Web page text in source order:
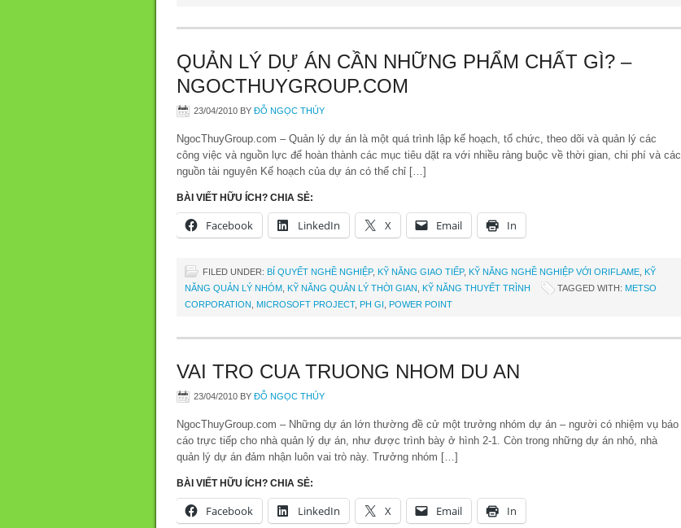
QUẢN LÝ DỰ ÁN CẦN NHỮNG PHẨM CHẤT GÌ? –
NGOCTHUYGROUP.COM
23/04/2010 BY ĐỖ NGỌC THÚY
NgocThuyGroup.com – Quản lý dự án là một quá trình lập kế hoạch, tổ chức, theo dõi và quản lý các
công việc và nguồn lực để hoàn thành các mục tiêu dặt ra với nhiều ràng buộc về thời gian, chi phí và các
nguồn tài nguyên Kế hoạch của dự án có thể chỉ […]
BÀI VIẾT HỮU ÍCH? CHIA SẺ:
Facebook LinkedIn X Email In
FILED UNDER: BÍ QUYẾT NGHỀ NGHIỆP, KỸ NĂNG GIAO TIẾP, KỸ NĂNG NGHỀ NGHIỆP VỚI ORIFLAME KỸ
NĂNG QUẢN LÝ NHÓM KỸ NĂNG QUẢN LÝ THỜI GIAN KỸ NĂNG THUYẾT TRÌNH TAGGED WITH: METSO
CORPORATION
MICROSOFT PROJECT, PH GI POWER POINT
VAI TRO CUA TRUONG NHOM DU AN
23/04/2010 BY ĐỖ NGỌC THÚY
NgocThuyGroup.com – Những dự án lớn thường đề cử một trưởng nhóm dự án – người có nhiệm vụ báo
cáo trực tiếp cho nhà quản lý dự án, như được trình bày ở hình 2-1. Còn trong những dự án nhỏ, nhà
quản lý dự án đảm nhận luôn vai trò này. Trưởng nhóm […]
BÀI VIẾT HỮU ÍCH? CHIA SẺ:
Facebook LinkedIn X Email In